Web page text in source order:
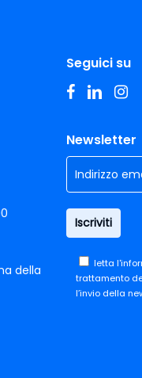
della
Seguici su
facebook
linkedin
Newsletter
letta
trattamento
l’invio della